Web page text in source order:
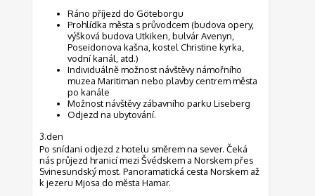
Ráno příjezd do Göteborgu
Prohlídka města s průvodcem (budova opery,
výšková budova Utkiken, bulvár Avenyn,
Poseidonova kašna, kostel Christine kyrka,
vodní kanál, atd.)
Individuálně možnost návštěvy námořního
muzea Maritiman nebo plavby centrem města
po kanále
Možnost návštěvy zábavního parku Liseberg
Odjezd na ubytování.
3.den
Po snídani odjezd z hotelu směrem na sever. Čeká
nás průjezd hranicí mezi Švédskem a Norskem přes
Svinesundský most. Panoramatická cesta Norskem až
k jezeru Mjosa do města Hamar.